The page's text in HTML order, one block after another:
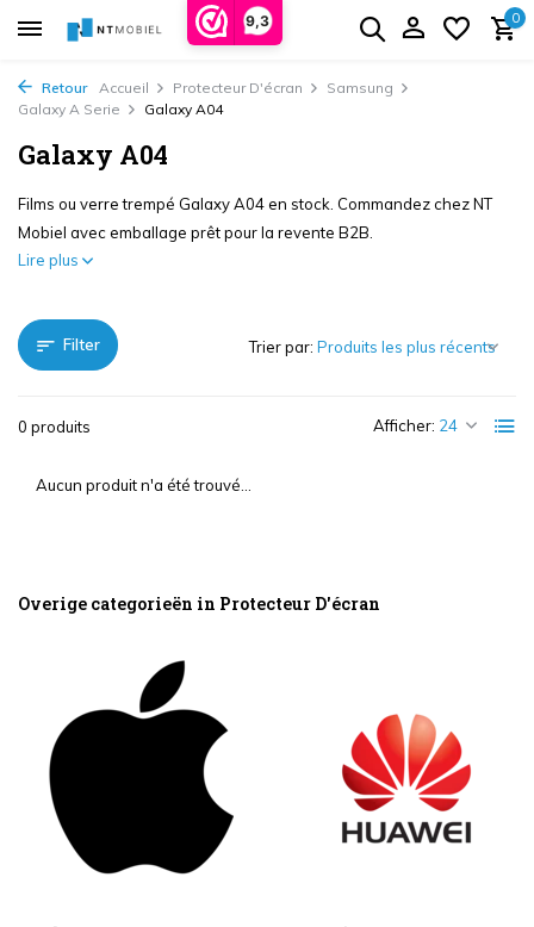
9,3 0
Retour Accueil Protecteur D'écran
Samsung
Galaxy A Serie
Galaxy A04
Galaxy A04
Films ou verre trempé Galaxy A04 en stock. Commandez chez NT
Mobiel avec emballage prêt pour la revente B2B.
Lire plus
Filter
0 produits Afficher:
Trier par:
Aucun produit n'a été trouvé...
Overige categorieën in Protecteur D'écran